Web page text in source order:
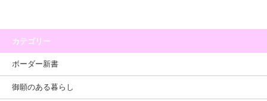
カテゴリー
ボーダー新書
御願のある暮らし